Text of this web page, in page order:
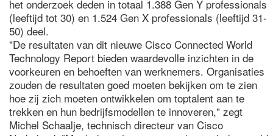
het onderzoek deden in totaal 1.388 Gen Y professionals
(leeftijd tot 30) en 1.524 Gen X professionals (leeftijd 31-
50) deel.
"De resultaten van dit nieuwe Cisco Connected World
Technology Report bieden waardevolle inzichten in de
voorkeuren en behoeften van werknemers. Organisaties
zouden de resultaten goed moeten bekijken om te zien
hoe zij zich moeten ontwikkelen om toptalent aan te
trekken en hun bedrijfsmodellen te innoveren," zegt
Michel Schaalje, technisch directeur van Cisco